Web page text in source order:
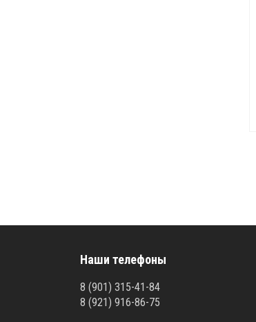
Наши телефоны
8 (901) 315-41-84
8 (921) 916-86-75